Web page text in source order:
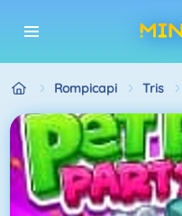
Rompicapi Tris